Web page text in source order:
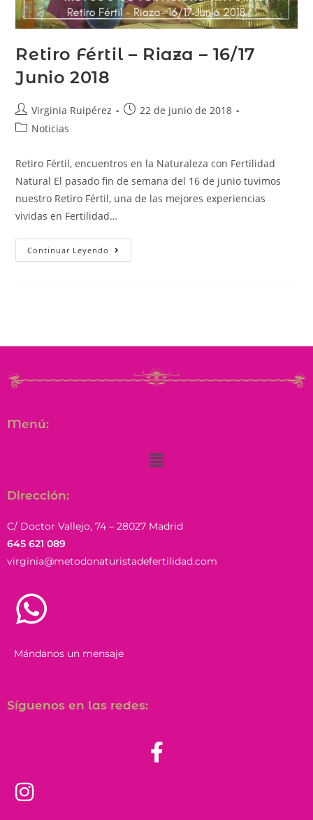
Retiro Fértil – Riaza – 16/17
Junio 2018
Virginia Ruipérez
22 de junio de 2018
Noticias
Retiro Fértil, encuentros en la Naturaleza con Fertilidad
Natural El pasado fin de semana del 16 de junio tuvimos
nuestro Retiro Fértil, una de las mejores experiencias
vividas en Fertilidad…
Continuar Leyendo
Menú:
Dirección:
C/ Doctor Vallejo, 74 – 28027 Madrid
645 621 089
virginia@metodonaturistadefertilidad.com
Mándanos un mensaje
Síguenos en las redes: